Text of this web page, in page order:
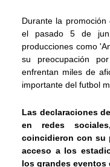
Durante la
el pasado 5 de
producciones como
su preocupación
enfrentan miles de
importante del futbol
Las declaraciones
en redes
coincidieron con su
acceso a los
los grandes eventos